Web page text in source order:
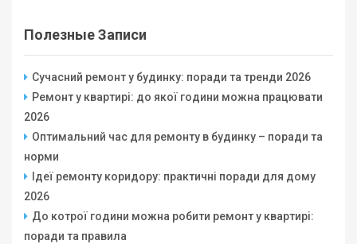
Полезные Записи
Сучасний ремонт у будинку: поради та тренди 2026
Ремонт у квартирі: до якої години можна працювати
2026
Оптимальний час для ремонту в будинку – поради та
норми
Ідеї ремонту коридору: практичні поради для дому
2026
До котрої години можна робити ремонт у квартирі:
поради та правила